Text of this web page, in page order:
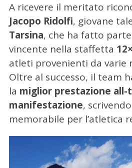
A ricevere il meritato
Jacopo Ridolfi, giovane
Tarsina, che ha fatto
vincente nella staffetta
atleti provenienti da varie
Oltre al successo, il team
la miglior prestazione all-
manifestazione,
memorabile per l’atletica